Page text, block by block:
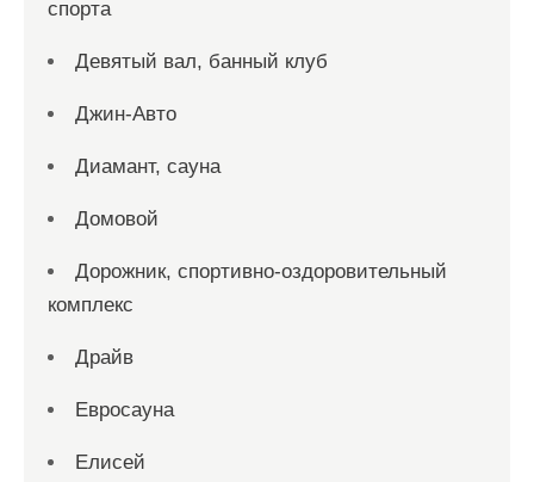
спорта
Девятый вал, банный клуб
Джин-Авто
Диамант, сауна
Домовой
Дорожник, спортивно-оздоровительный
комплекс
Драйв
Евросауна
Елисей